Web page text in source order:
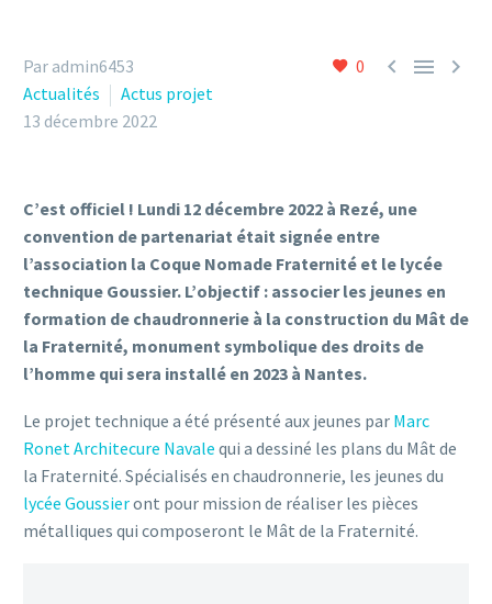
0   
Par admin6453
Actualités
Actus projet
13 décembre 2022
C’est officiel ! Lundi 12 décembre 2022 à Rezé, une
convention de partenariat était signée entre
l’association la Coque Nomade Fraternité et le lycée
technique Goussier. L’objectif : associer les jeunes en
formation de chaudronnerie à la construction du Mât de
la Fraternité, monument symbolique des droits de
l’homme qui sera installé en 2023 à Nantes.
Le projet technique a été présenté aux jeunes par Marc
Ronet Architecure Navale qui a dessiné les plans du Mât de
la Fraternité. Spécialisés en chaudronnerie, les jeunes du
lycée Goussieront pour mission de réaliser les pièces
métalliques qui composeront le Mât de la Fraternité.